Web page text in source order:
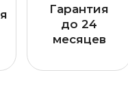
Гарантия
до 24
месяцев